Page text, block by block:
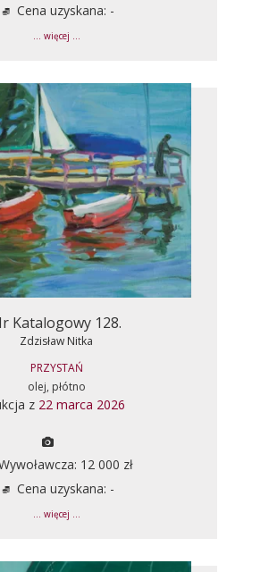
Cena uzyskana: -
... więcej ...
Katalogowy 128.
Zdzisław Nitka
PRZYSTAŃ
olej, płótno
z 22 marca 2026
12 000 zł
Cena uzyskana: -
... więcej ...